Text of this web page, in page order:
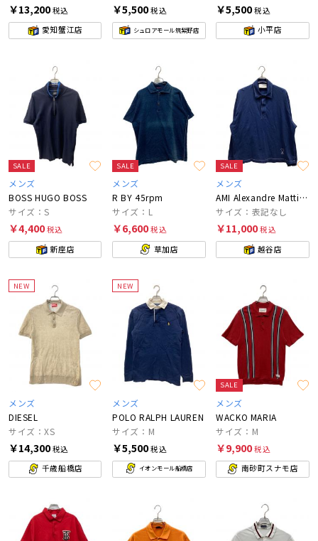
￥13,200税込
愛知蟹江店
￥5,500税込
シュロアモール筑紫野店
￥5,500税込
小平店
SALE
メンズ
BOSS HUGO BOSS
サイズ：S
￥4,400税込
新座店
SALE
メンズ
R BY 45rpm
サイズ：L
￥6,600税込
草加店
SALE
メンズ
AMI Alexandre Mattiussi
サイズ：表記なし
￥11,000税込
越谷店
NEW
メンズ
DIESEL
サイズ：XS
￥14,300税込
千歳船橋店
NEW
メンズ
POLO RALPH LAUREN
サイズ：M
￥5,500税込
イオンモール船橋店
SALE
メンズ
WACKO MARIA
サイズ：M
￥9,900税込
南砂町スナモ店